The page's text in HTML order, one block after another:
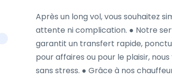
Après un long vol, vous souhaitez
attente ni complication. ● Notre
garantit un transfert rapide,
pour affaires ou pour le plaisir,
sans stress. ● Grâce à nos